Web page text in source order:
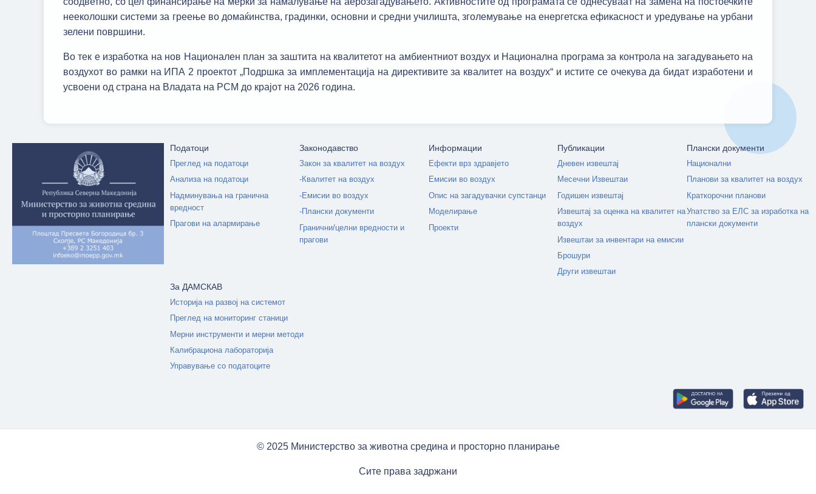
нееколошки системи за греење во домаќинства, градинки, основни и средни училишта, зголемување на енергетска ефикасност и уредување на урбани
зелени површини.
Во тек е изработка на нов Национален план за заштита на квалитетот на амбиентниот воздух и Национална програма за контрола на загадувањето на
воздухот во рамки на ИПА 2 проектот „Подршка за имплементација на директивите за квалитет на воздух“ и истите се очекува да бидат изработени и
усвоени од страна на Владата на РСМ до крајот на 2026 година.
Податоци
Преглед на податоци
Анализа на податоци
Надминувања на гранична
вредност
Прагови на алармирање
Законодавство
Закон за квалитет на воздух
-Квалитет на воздух
-Емисии во воздух
-Плански документи
Гранични/целни вредности и
прагови
Информации
Ефекти врз здравјето
Емисии во воздух
Опис на загадувачки супстанци
Моделирање
Проекти
Публикации
Дневен извештај
Месечни Извештаи
Годишен извештај
Извештај за оценка на квалитет на
воздух
Извештаи за инвентари на емисии
Брошури
Други извештаи
Плански документи
Национални
Планови за квалитет на воздух
Краткорочни планови
Упатство за ЕЛС за изработка на
плански документи
За ДАМСКАВ
Историја на развој на системот
Преглед на мониторинг станици
Мерни инструменти и мерни методи
Калибрациона лабораторија
Управување со податоците
© 2025 Министерство за животна средина и просторно планирање
Сите права задржани